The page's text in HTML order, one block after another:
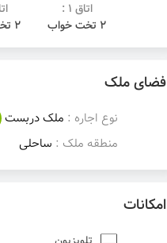
اتاق 1 :
2 تخت خواب
2 تخت خواب
فضای ملک
نوع اجاره : ملک دربست
منطقه ملک : ساحلی
امکانات